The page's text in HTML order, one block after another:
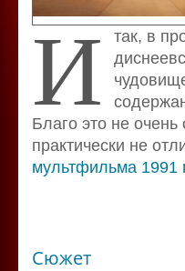
И так, в
Благо это не
практически не
мультфильма 1991
Сюжет